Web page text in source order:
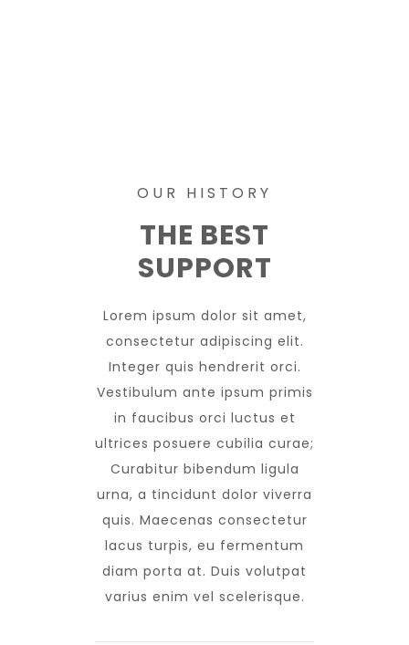
OUR HISTORY
THE BEST
SUPPORT
Lorem ipsum dolor sit amet,
consectetur adipiscing elit.
Integer quis hendrerit orci.
Vestibulum ante ipsum primis
in faucibus orci luctus et
ultrices posuere cubilia curae;
Curabitur bibendum ligula
urna, a tincidunt dolor viverra
quis. Maecenas consectetur
lacus turpis, eu fermentum
diam porta at. Duis volutpat
varius enim vel scelerisque.